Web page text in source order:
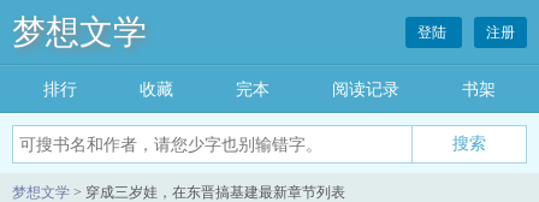
梦想文学 登陆 注册
排行 收藏 完本 阅读记录 书架
梦想文学 > 穿成三岁娃，在东晋搞基建最新章节列表